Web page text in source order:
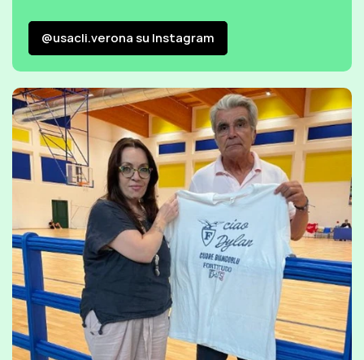
@usacli.verona su Instagram
@usacli.verona su Instagram